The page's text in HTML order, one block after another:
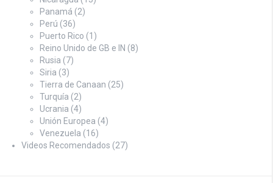
Panamá (2)
Perú (36)
Puerto Rico (1)
Reino Unido de GB e IN (8)
Rusia (7)
Siria (3)
Tierra de Canaan (25)
Turquía (2)
Ucrania (4)
Unión Europea (4)
Venezuela (16)
Videos Recomendados (27)